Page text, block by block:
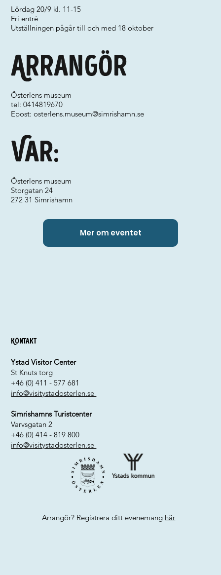
Var:
Arrangör
Österlens museum
tel: 0414819670
Epost:osterlens.museum@simrishamn.se
Österlens museum
Storgatan 24
272 31 Simrishamn
Lördag 20/9 kl. 11-15
Fri entré
Utställningen pågår till och med 18 oktober
Mer om eventet
Kontakt
Ystad Visitor Center
St Knuts torg
+46 (0) 411 - 577 681
info@visitystadosterlen.se
Simrishamns Turistcenter
Varvsgatan 2
+46 (0) 414 - 819 800
info@visitystadosterlen.se
Arrangör? Registrera ditt evenemang här